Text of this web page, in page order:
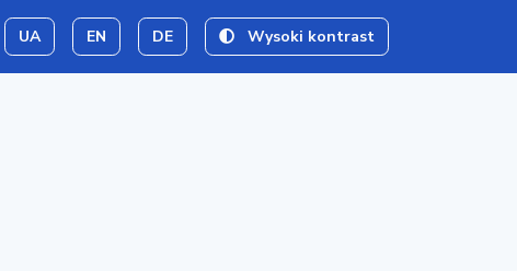
UA EN DE Wysoki kontrast